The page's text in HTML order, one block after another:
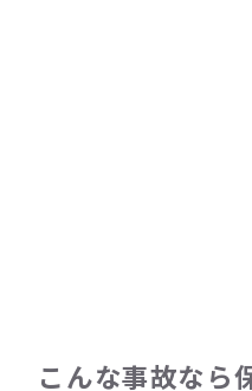
こんな事故なら